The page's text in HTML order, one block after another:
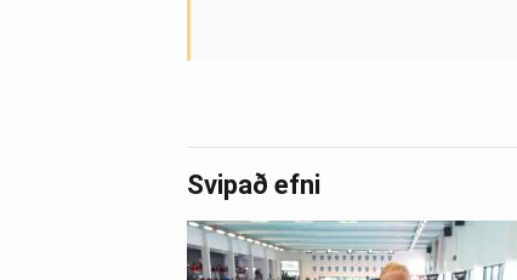
Svipað efni